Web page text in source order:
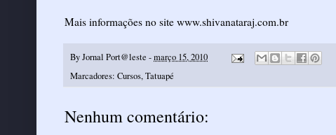
Mais informações no site www.shivanataraj.com.br
ByJornal Port@leste -março 15, 2010
Marcadores: Cursos,Tatuapé
Nenhum comentário: